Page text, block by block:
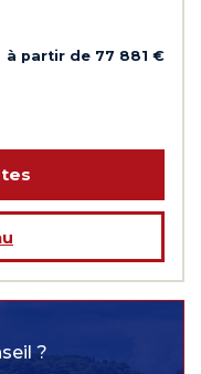
à partir de 77 881 €
?